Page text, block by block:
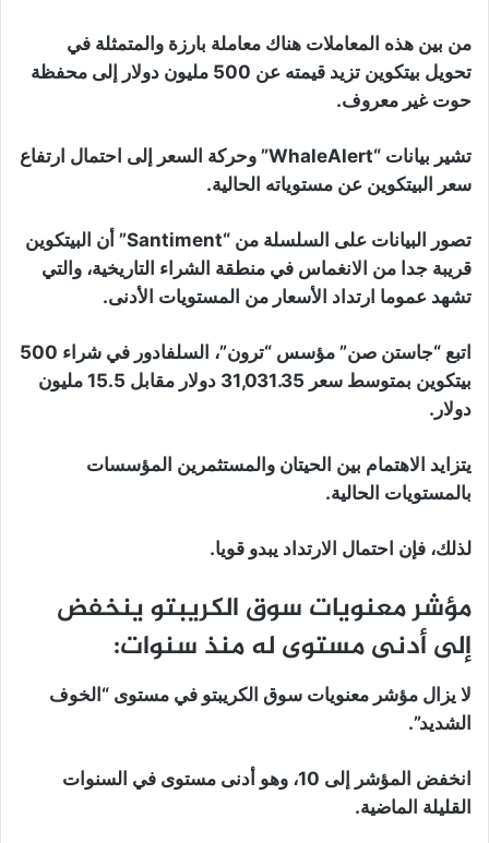
من بين هذه المعاملات هناك معاملة بارزة والمتمثلة في
تحويل بيتكوين تزيد قيمته عن 500 مليون دولار إلى محفظة
حوت غير معروف.
تشير بيانات “WhaleAlert” وحركة السعر إلى احتمال ارتفاع
سعر البيتكوين عن مستوياته الحالية.
تصور البيانات على السلسلة من “Santiment” أن البيتكوين
قريبة جدا من الانغماس في منطقة الشراء التاريخية، والتي
تشهد عموما ارتداد الأسعار من المستويات الأدنى.
اتبع “جاستن صن” مؤسس “ترون”، السلفادور في شراء 500
بيتكوين بمتوسط ​​سعر 31,031.35 دولار مقابل 15.5 مليون
دولار.
يتزايد الاهتمام بين الحيتان والمستثمرين المؤسسات
بالمستويات الحالية.
لذلك، فإن احتمال الارتداد يبدو قويا.
مؤشر معنويات سوق الكريبتو ينخفض
إلى أدنى مستوى له منذ سنوات:
لا يزال مؤشر معنويات سوق الكريبتو في مستوى “الخوف
الشديد”.
انخفض المؤشر إلى 10، وهو أدنى مستوى في السنوات
القليلة الماضية.